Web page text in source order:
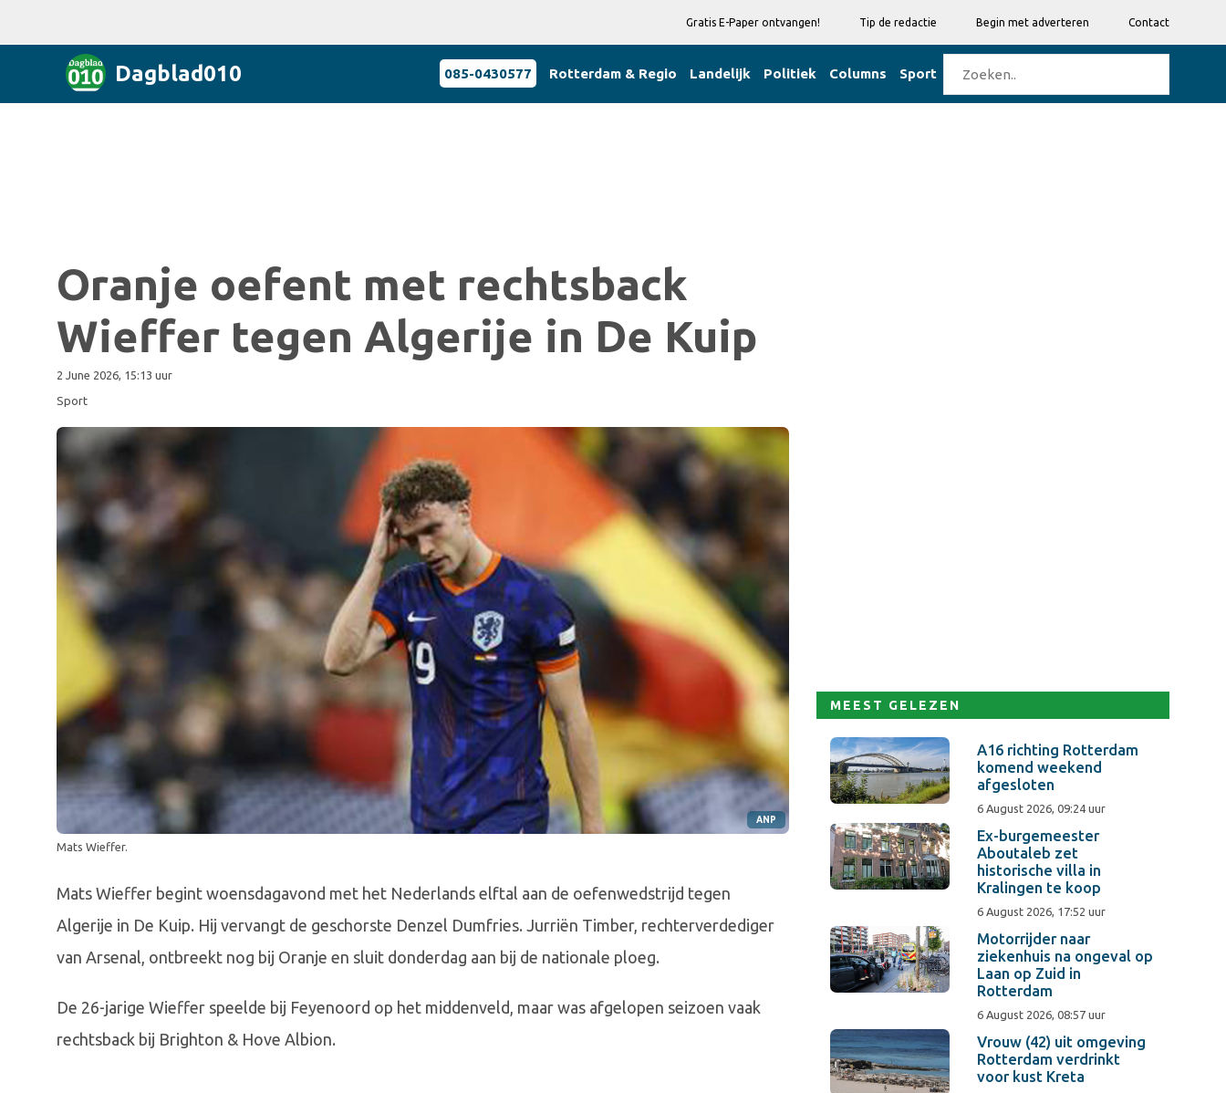
Gratis E-Paper ontvangen! Tip de redactie Begin met adverteren Contact
Dagblad010 085-0430577 Rotterdam & Regio Landelijk Politiek Columns Sport
Oranje oefent met rechtsback
Wieffer tegen Algerije in De Kuip
2 June 2026, 15:13 uur
Sport
ANP
Mats Wieffer.
Mats Wieffer begint woensdagavond met het Nederlands elftal aan de oefenwedstrijd tegen
Algerije in De Kuip. Hij vervangt de geschorste Denzel Dumfries. Jurriën Timber, rechterverdediger
van Arsenal, ontbreekt nog bij Oranje en sluit donderdag aan bij de nationale ploeg.
De 26-jarige Wieffer speelde bij Feyenoord op het middenveld, maar was afgelopen seizoen vaak
rechtsback bij Brighton & Hove Albion.
MEEST GELEZEN
A16 richting Rotterdam
komend weekend
afgesloten
6 August 2026, 09:24 uur
Ex-burgemeester
Aboutaleb zet
historische villa in
Kralingen te koop
6 August 2026, 17:52 uur
Motorrijder naar
ziekenhuis na ongeval op
Laan op Zuid in
Rotterdam
6 August 2026, 08:57 uur
Vrouw (42) uit omgeving
Rotterdam verdrinkt
voor kust Kreta